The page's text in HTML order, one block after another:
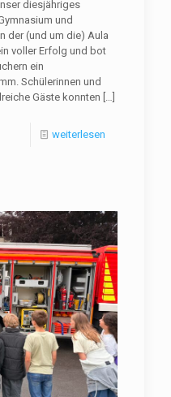
diesjähriges
und
der (und um die) Aula
voller Erfolg und bot
ein
Schülerinnen und
Gäste konnten […]
weiterlesen